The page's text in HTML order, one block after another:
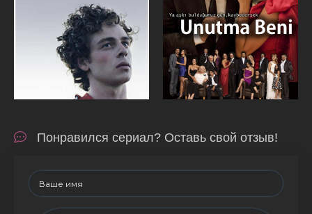
Понравился сериал? Оставь свой отзыв!